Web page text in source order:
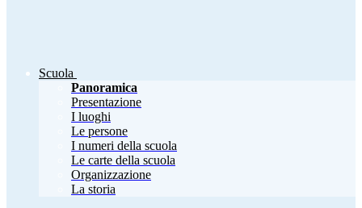
Scuola
Panoramica
Presentazione
I luoghi
Le persone
I numeri della scuola
Le carte della scuola
Organizzazione
La storia